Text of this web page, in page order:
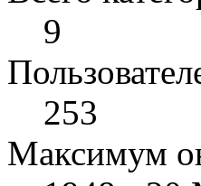
9
253
Максимум